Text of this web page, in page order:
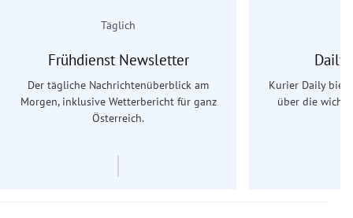
Täglich
Frühdienst Newsletter
Der tägliche Nachrichtenüberblick am
Morgen, inklusive Wetterbericht für ganz
Österreich.
Daily
Kurier Daily
über die